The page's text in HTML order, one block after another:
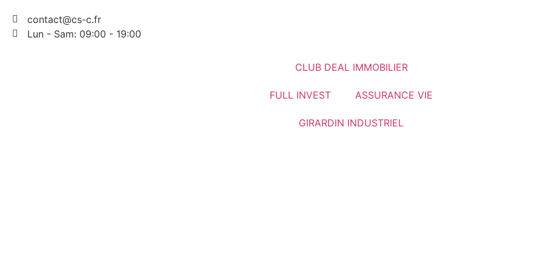
contact@cs-c.fr
Lun - Sam: 09:00 - 19:00
CLUB DEAL IMMOBILIER
FULL INVEST ASSURANCE VIE
GIRARDIN INDUSTRIEL